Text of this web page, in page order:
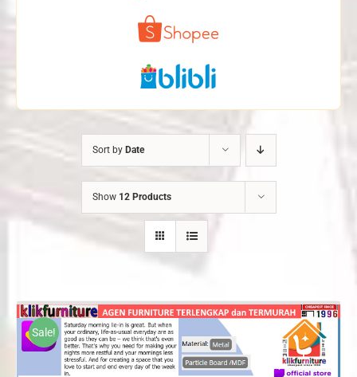
Sort by Date
Show 12 Products
Sale!